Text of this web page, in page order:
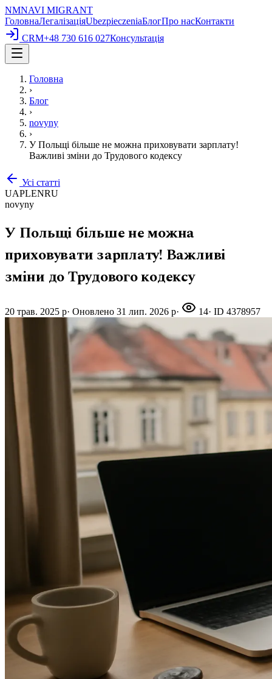
NMNAVI MIGRANT
ГоловнаЛегалізаціяUbezpieczeniaБлогПро насКонтакти
CRM+48 730 616 027Консультація
Головна
›
Блог
›
novyny
›
У Польщі більше не можна приховувати зарплату!
Важливі зміни до Трудового кодексу
Усі статті
UAPLENRU
novyny
У Польщі більше не можна
приховувати зарплату! Важливі
зміни до Трудового кодексу
20 трав. 2025 р· Оновлено 31 лип. 2026 р· 14· ID 4378957